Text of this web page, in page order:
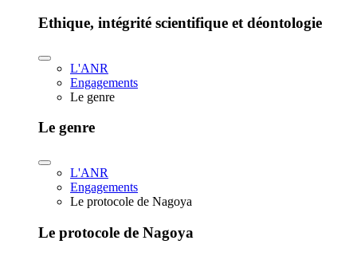
Ethique, intégrité scientifique et déontologie
L'ANR
Engagements
Le genre
Le genre
L'ANR
Engagements
Le protocole de Nagoya
Le protocole de Nagoya